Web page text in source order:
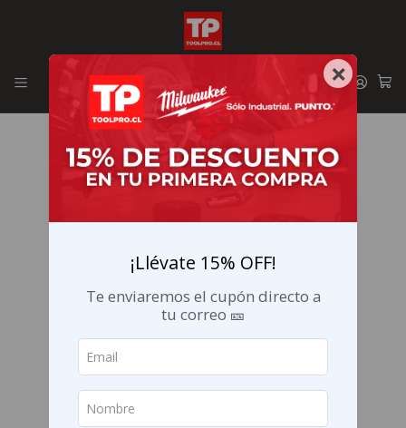
Envíos GRATIS en la RM por compras sobre $29.990
×
¡Llévate 15% OFF!
Te enviaremos el cupón directo a
tu correo 🎫